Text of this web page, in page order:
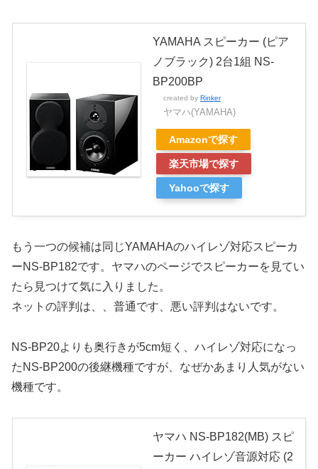
YAMAHA スピーカー (ピア
ノブラック) 2台1組 NS-
BP200BP
created by Rinker
ヤマハ(YAMAHA)
Amazonで探す
楽天市場で探す
Yahooで探す
もう一つの候補は同じYAMAHAのハイレゾ対応スピーカ
ーNS-BP182です。ヤマハのページでスピーカーを見てい
たら見つけて気に入りました。
ネットの評判は、、普通です、悪い評判はないです。
NS-BP20よりも奥行きが5cm短く、ハイレゾ対応になっ
たNS-BP200の後継機種ですが、なぜかあまり人気がない
機種です。
ヤマハ NS-BP182(MB) スピ
ーカー ハイレゾ音源対応 (2